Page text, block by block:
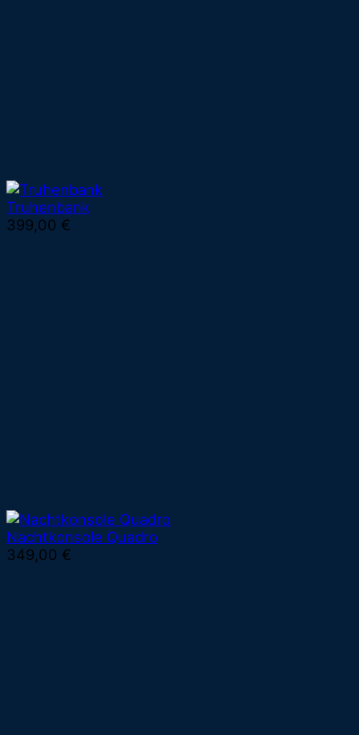
Truhenbank
399,00 €
Nachtkonsole Quadro
349,00 €